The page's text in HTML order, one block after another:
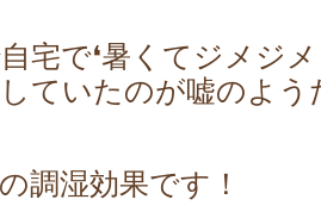
宅で❛暑くてジメジ
ていたのが嘘のよう
調湿効果です！